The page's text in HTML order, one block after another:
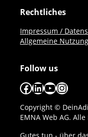
Rechtliches
Impressum /
Allgemeine
Follow us
Facebook
LinkedIn
YouTube
Copyright ©
EMNA Web AG.